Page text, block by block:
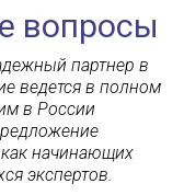
вопросы
партнер в
ведется в полном
в России
начинающих
экспертов.